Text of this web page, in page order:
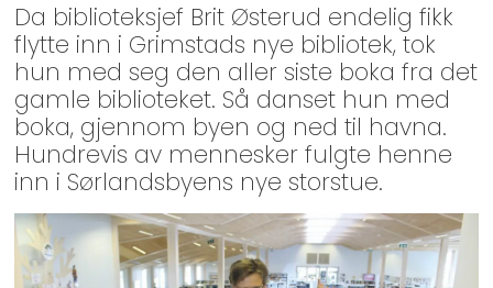
Da biblioteksjef Brit Østerud endelig fikk
flytte inn i Grimstads nye bibliotek, tok
hun med seg den aller siste boka fra det
gamle biblioteket. Så danset hun med
boka, gjennom byen og ned til havna.
Hundrevis av mennesker fulgte henne
inn i Sørlandsbyens nye storstue.